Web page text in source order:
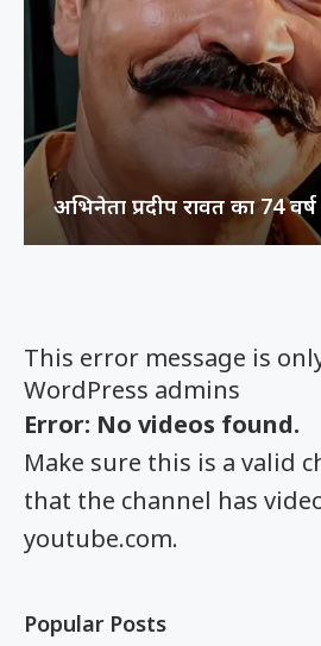
This error message is
WordPress admins
Error: No videos found.
Make sure this is a valid
that the channel has
youtube.com.
Popular Posts
अभिनेता प्रदीप रावत का 74 वर्ष